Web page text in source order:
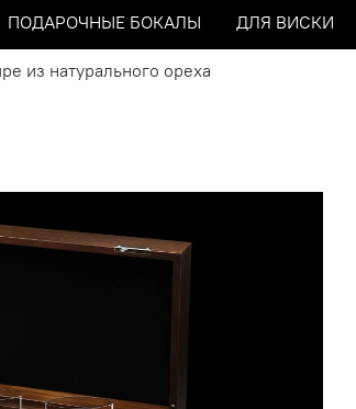
ПОДАРОЧНЫЕ БОКАЛЫ ДЛЯ ВИСКИ
из натурального ореха